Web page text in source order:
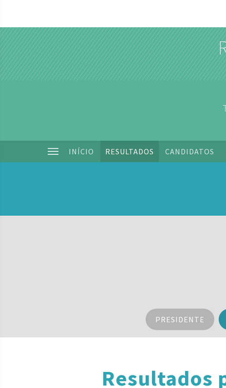
INÍCIO RESULTADOS CANDIDATOS
PRESIDENTE
Resultados